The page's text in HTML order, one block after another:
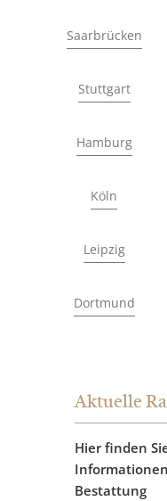
Saarbrücken
Stuttgart
Hamburg
Köln
Leipzig
Dortmund
Aktuelle
Hier finden
Bestattung